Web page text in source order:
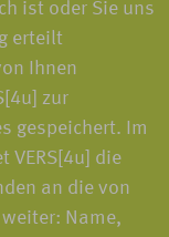
ist oder Sie uns
erteilt
Ihnen
zur
gespeichert. Im
VERS[4u] die
an die von
Name,